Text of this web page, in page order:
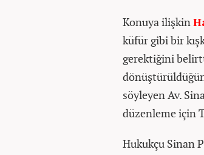
Konuya ilişkin
küfür gibi bir
gerektiğini
söyleyen Av.
düzenleme için
Hukukçu Sinan